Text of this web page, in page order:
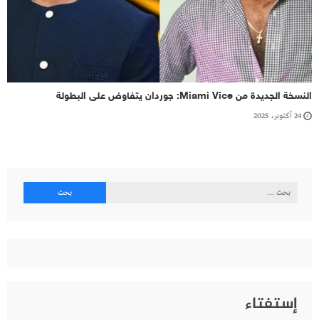
النسخة الجديدة من Miami Vice: جوردان يتفاوض على البطولة
24 أكتوبر، 2025
البحث
إستفتاء